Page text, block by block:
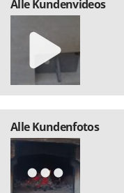
Zomax
Alle Kundenvideos
Alle Kundenfotos